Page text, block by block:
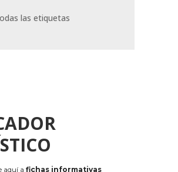
las etiquetas
aquí a fichas informativas